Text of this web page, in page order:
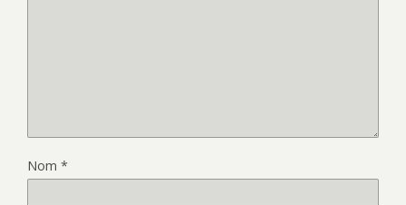
Nom *